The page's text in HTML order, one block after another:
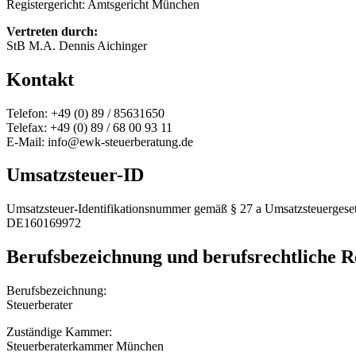
Registergericht: Amtsgericht München
Vertreten durch:
StB M.A. Dennis Aichinger
Kontakt
Telefon: +49 (0) 89 / 85631650
Telefax: +49 (0) 89 / 68 00 93 11
E-Mail: info@ewk-steuerberatung.de
Umsatzsteuer-ID
Umsatzsteuer-Identifikationsnummer gemäß § 27 a
DE160169972
Berufsbezeichnung und berufsrechtliche
Berufsbezeichnung:
Steuerberater
Zuständige Kammer:
Steuerberaterkammer München